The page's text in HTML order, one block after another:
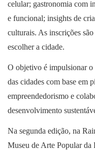
celular; gastronomia com
e funcional; insights de
culturais. As inscrições
escolher a cidade.
O objetivo é impulsionar o
das cidades com base em
empreendedorismo e
desenvolvimento
Na segunda edição, na
Museu de Arte Popular da